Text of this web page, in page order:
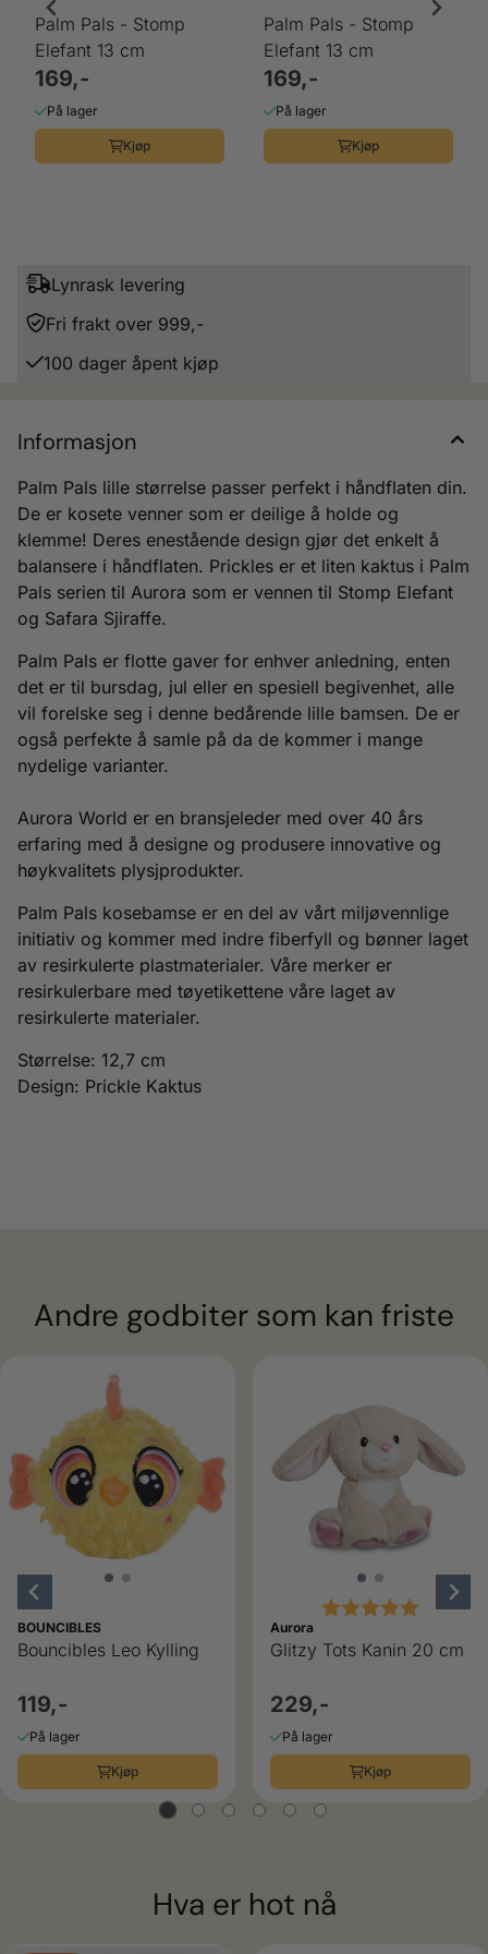
Palm Pals - Stomp
Elefant 13 cm
169,-
På lager
Kjøp
Palm Pals - Stomp
Elefant 13 cm
169,-
På lager
Kjøp
Lynrask levering
Fri frakt over 999,-
100 dager åpent kjøp
Informasjon
Palm Pals lille størrelse passer perfekt i håndflaten din.
De er kosete venner som er deilige å holde og
klemme! Deres enestående design gjør det enkelt å
balansere i håndflaten. Prickles er et liten kaktus i Palm
Pals serien til Aurora som er vennen til Stomp Elefant
og Safara Sjiraffe.
Palm Pals er flotte gaver for enhver anledning, enten
det er til bursdag, jul eller en spesiell begivenhet, alle
vil forelske seg i denne bedårende lille bamsen. De er
også perfekte å samle på da de kommer i mange
nydelige varianter.
Aurora World er en bransjeleder med over 40 års
erfaring med å designe og produsere innovative og
høykvalitets plysjprodukter.
Palm Pals kosebamse er en del av vårt miljøvennlige
initiativ og kommer med indre fiberfyll og bønner laget
av resirkulerte plastmaterialer. Våre merker er
resirkulerbare med tøyetikettene våre laget av
resirkulerte materialer.
Størrelse: 12,7 cm
Design: Prickle Kaktus
Andre godbiter som kan friste
BOUNCIBLES
Bouncibles Leo Kylling
119,-
På lager
Kjøp
Karakter: 5.0 av
Aurora
Glitzy Tots Kanin 20 cm
229,-
På lager
Kjøp
Hva er hot nå